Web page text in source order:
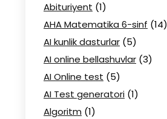
Abituriyent (1)
AHA Matematika 6-sinf (14)
AI kunlik dasturlar (5)
AI online bellashuvlar (3)
AI Online test (5)
AI Test generatori (1)
Algoritm (1)